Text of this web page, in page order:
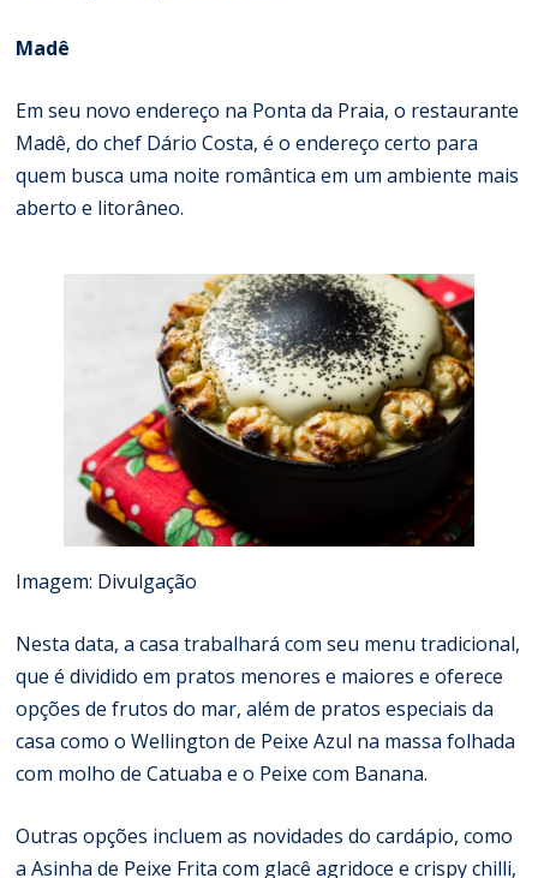
Madê
Em seu novo endereço na Ponta da Praia, o restaurante
Madê, do chef Dário Costa, é o endereço certo para
quem busca uma noite romântica em um ambiente mais
aberto e litorâneo.
Imagem: Divulgação
Nesta data, a casa trabalhará com seu menu tradicional,
que é dividido em pratos menores e maiores e oferece
opções de frutos do mar, além de pratos especiais da
casa como o Wellington de Peixe Azul na massa folhada
com molho de Catuaba e o Peixe com Banana.
Outras opções incluem as novidades do cardápio, como
a Asinha de Peixe Frita com glacê agridoce e crispy chilli,